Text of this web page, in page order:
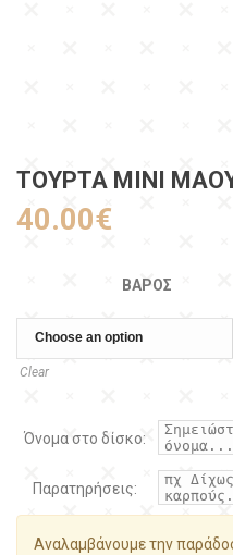
ΤΟΥΡΤΑ ΜΙΝΙ
40.00€
ΒΆΡΟΣ
Clear
Όνομα στο δίσκο:
Παρατηρήσεις:
Αναλαμβάνουμε την